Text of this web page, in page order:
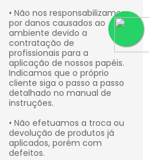
• Não nos responsabilizamos
por danos causados ao
ambiente devido a
contratação de
profissionais para a
aplicação de nossos papéis.
Indicamos que o próprio
cliente siga o passo a passo
detalhado no manual de
instruções.
• Não efetuamos a troca ou
devolução de produtos já
aplicados, porém com
defeitos.